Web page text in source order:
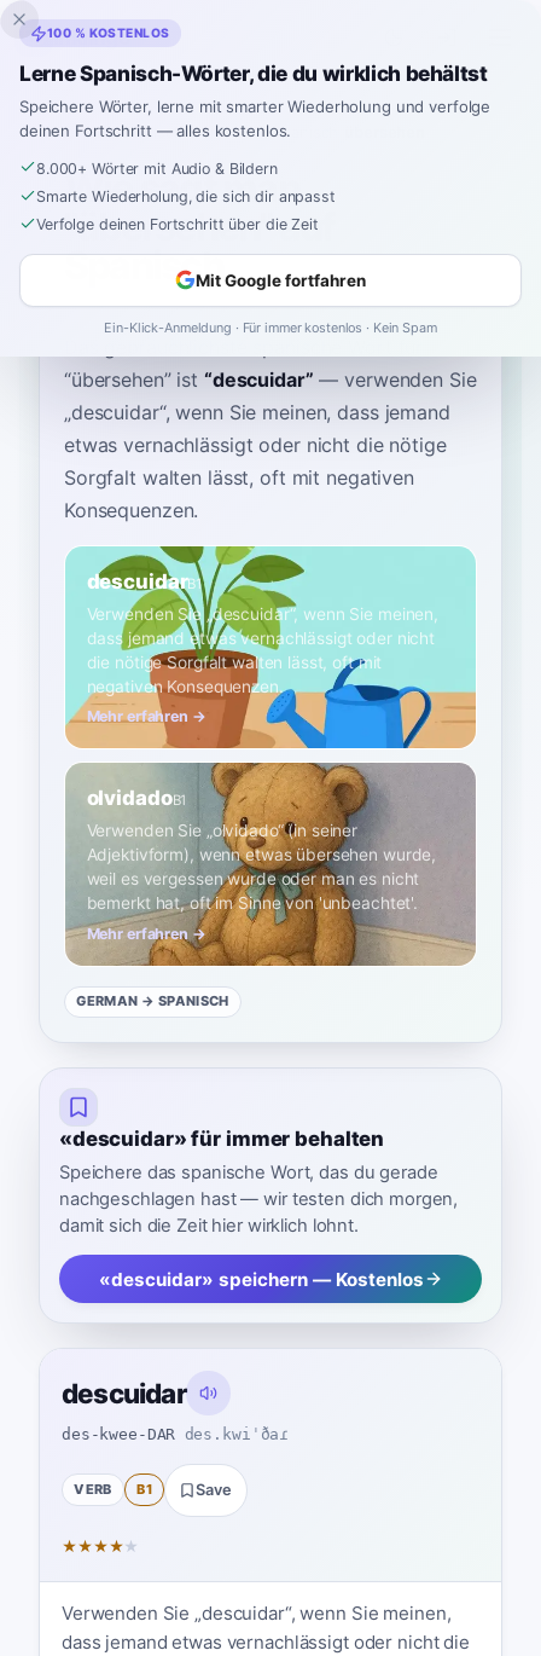
Inklingo
Startseite›Spanisch›German → Spanisch
Wie sagt man
"übersehen" auf
Spanisch
“übersehen” ist “descuidar” —verwenden Sie
„descuidar“, wenn Sie meinen, dass jemand
etwas vernachlässigt oder nicht die nötige
Sorgfalt walten lässt, oft mit negativen
Konsequenzen.
descuidarB1
Verwenden Sie „descuidar“, wenn Sie meinen,
dass jemand etwas vernachlässigt oder nicht
die nötige Sorgfalt walten lässt, oft mit
negativen Konsequenzen.
Mehr erfahren →
olvidadoB1
Verwenden Sie „olvidado“ (in seiner
Adjektivform), wenn etwas übersehen wurde,
weil es vergessen wurde oder man es nicht
bemerkt hat, oft im Sinne von 'unbeachtet'.
Mehr erfahren →
GERMAN → SPANISCH
«descuidar» für immer behalten
Speichere das spanische Wort, das du gerade
nachgeschlagen hast — wir testen dich morgen,
damit sich die Zeit hier wirklich lohnt.
«descuidar» speichern — Kostenlos
descuidar
des-kwee-DAR des.kwiˈðaɾ
VERB B1 Save
★★★★★
Verwenden Sie „descuidar“, wenn Sie meinen,
dass jemand etwas vernachlässigt oder nicht die
100 % KOSTENLOS
Lerne Spanisch-Wörter, die du wirklich behältst
Speichere Wörter, lerne mit smarter Wiederholung und verfolge
deinen Fortschritt — alles kostenlos.
8.000+ Wörter mit Audio & Bildern
Smarte Wiederholung, die sich dir anpasst
Verfolge deinen Fortschritt über die Zeit
Mit Google fortfahren
Ein-Klick-Anmeldung · Für immer kostenlos · Kein Spam